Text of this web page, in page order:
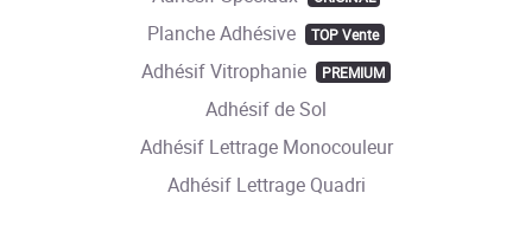
Planche Adhésive TOP Vente
Adhésif Vitrophanie PREMIUM
Adhésif de Sol
Adhésif Lettrage Monocouleur
Adhésif Lettrage Quadri